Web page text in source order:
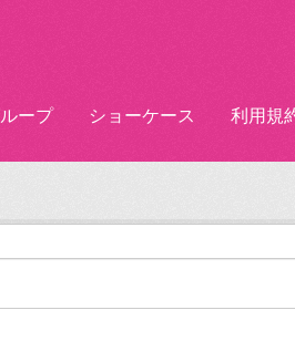
ープ ショーケース 利用規